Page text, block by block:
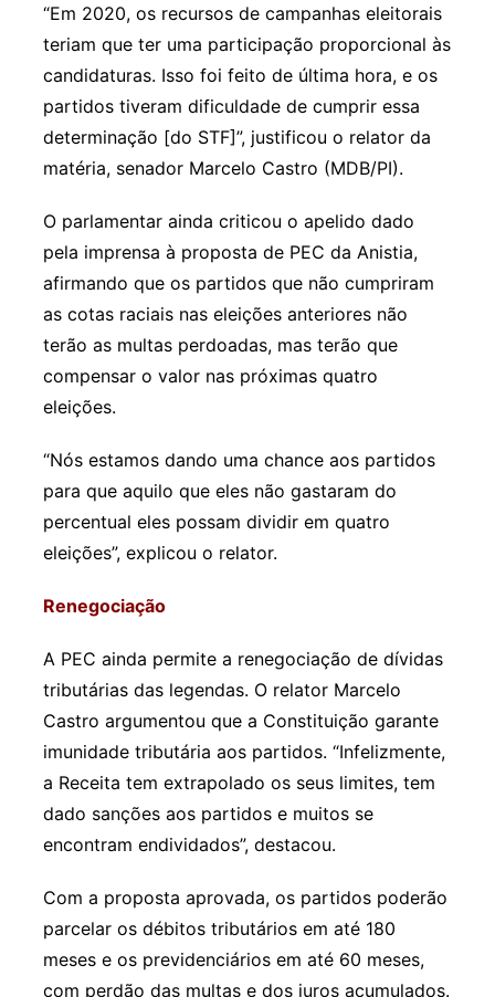
“Em 2020, os recursos de campanhas eleitorais
teriam que ter uma participação proporcional às
candidaturas. Isso foi feito de última hora, e os
partidos tiveram dificuldade de cumprir essa
determinação [do STF]”, justificou o relator da
matéria, senador Marcelo Castro (MDB/PI).
O parlamentar ainda criticou o apelido dado
pela imprensa à proposta de PEC da Anistia,
afirmando que os partidos que não cumpriram
as cotas raciais nas eleições anteriores não
terão as multas perdoadas, mas terão que
compensar o valor nas próximas quatro
eleições.
“Nós estamos dando uma chance aos partidos
para que aquilo que eles não gastaram do
percentual eles possam dividir em quatro
eleições”, explicou o relator.
Renegociação
A PEC ainda permite a renegociação de dívidas
tributárias das legendas. O relator Marcelo
Castro argumentou que a Constituição garante
imunidade tributária aos partidos. “Infelizmente,
a Receita tem extrapolado os seus limites, tem
dado sanções aos partidos e muitos se
encontram endividados”, destacou.
Com a proposta aprovada, os partidos poderão
parcelar os débitos tributários em até 180
meses e os previdenciários em até 60 meses,
com perdão das multas e dos juros acumulados.